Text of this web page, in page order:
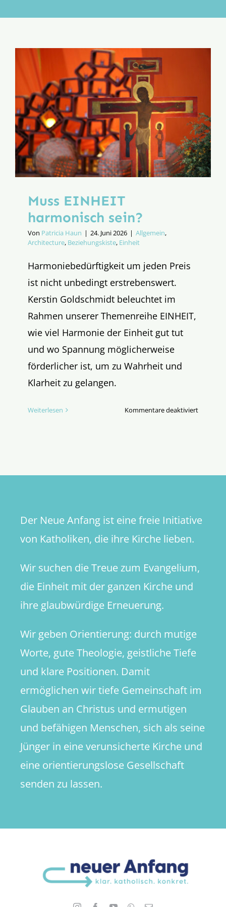
Aktion
Muss EINHEIT
harmonisch sein?
Von Patricia Haun | 24. Juni 2026 | Allgemein,
Architecture, Beziehungskiste, Einheit
Harmoniebedürftigkeit um jeden Preis
ist nicht unbedingt erstrebenswert.
Kerstin Goldschmidt beleuchtet im
Rahmen unserer Themenreihe EINHEIT,
wie viel Harmonie der Einheit gut tut
und wo Spannung möglicherweise
förderlicher ist, um zu Wahrheit und
Klarheit zu gelangen.
Weiterlesen Kommentare deaktiviertfür
Der Neue Anfang ist eine freie Initiative
von Katholiken, die ihre Kirche lieben.
Wir suchen die Treue zum Evangelium,
die Einheit mit der ganzen Kirche und
ihre glaubwürdige Erneuerung.
Wir geben Orientierung: durch mutige
Worte, gute Theologie, geistliche Tiefe
und klare Positionen. Damit
ermöglichen wir tiefe Gemeinschaft im
Glauben an Christus und ermutigen
und befähigen Menschen, sich als seine
Jünger in eine verunsicherte Kirche und
eine orientierungslose Gesellschaft
senden zu lassen.